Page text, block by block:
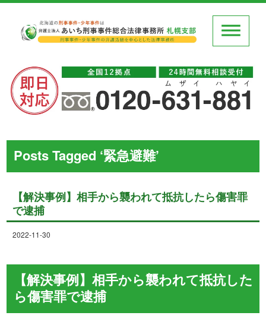
Posts Tagged ‘緊急避難’
【解決事例】相手から襲われて抵抗したら傷害罪
で逮捕
2022-11-30
【解決事例】相手から襲われて抵抗した
ら傷害罪で逮捕